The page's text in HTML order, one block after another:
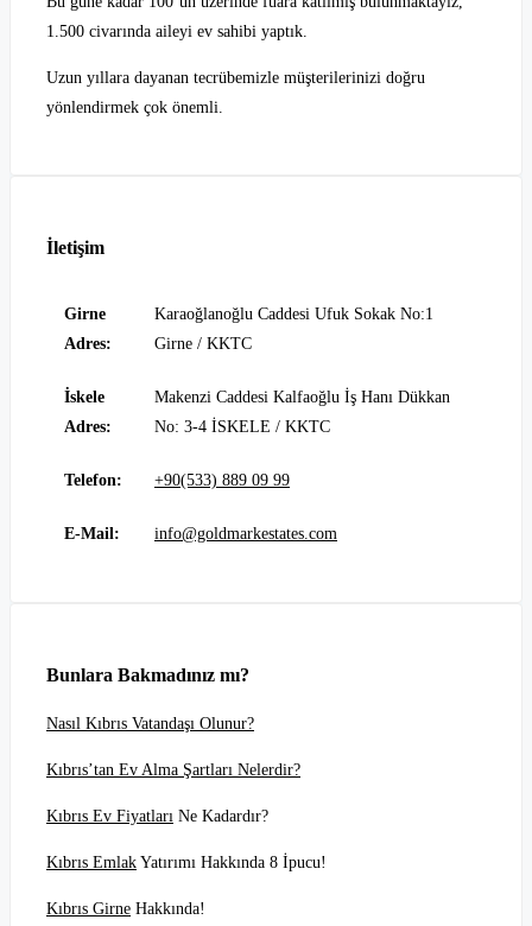
1.500 civarında aileyi ev sahibi yaptık.
Uzun yıllara dayanan tecrübemizle müşterilerinizi doğru
yönlendirmek çok önemli.
İletişim
Girne
Adres:
Karaoğlanoğlu Caddesi Ufuk Sokak No:1
Girne / KKTC
İskele
Adres:
Makenzi Caddesi Kalfaoğlu İş Hanı Dükkan
No: 3-4 İSKELE / KKTC
Telefon: +90(533) 889 09 99
E-Mail: info@goldmarkestates.com
Bunlara Bakmadınız mı?
Nasıl Kıbrıs Vatandaşı Olunur?
Kıbrıs’tan Ev Alma Şartları Nelerdir?
Kıbrıs Ev Fiyatları Ne Kadardır?
Kıbrıs Emlak Yatırımı Hakkında 8 İpucu!
Kıbrıs Girne Hakkında!